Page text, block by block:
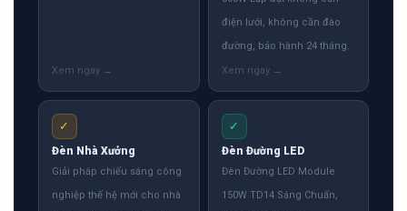
điện lưới, không cần đào
đường, bảo hành 24 tháng.
✓
Đèn Nhà Xưởng
Giải pháp chiếu sáng công
nghiệp thế hệ mới cho nhà
✓
Đèn Đường LED
Đèn Đường LED Module
150W TD14 Sáng Chuẩn,